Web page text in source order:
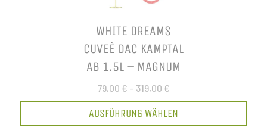
WHITE DREAMS
CUVEÈ DAC KAMPTAL
AB 1.5L – MAGNUM
79,00 € – 319,00 €
AUSFÜHRUNG WÄHLEN